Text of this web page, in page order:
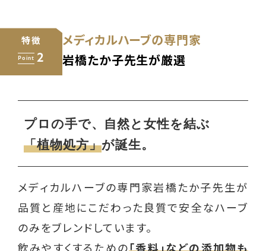
特徴
Point 2
メディカルハーブの専門家
岩橋たか子先生が厳選
プロの手で、自然と女性を結ぶ
「植物処方」が誕生。
メディカルハーブの専門家岩橋たか子先生が
品質と産地にこだわった良質で安全なハーブ
のみをブレンドしています。